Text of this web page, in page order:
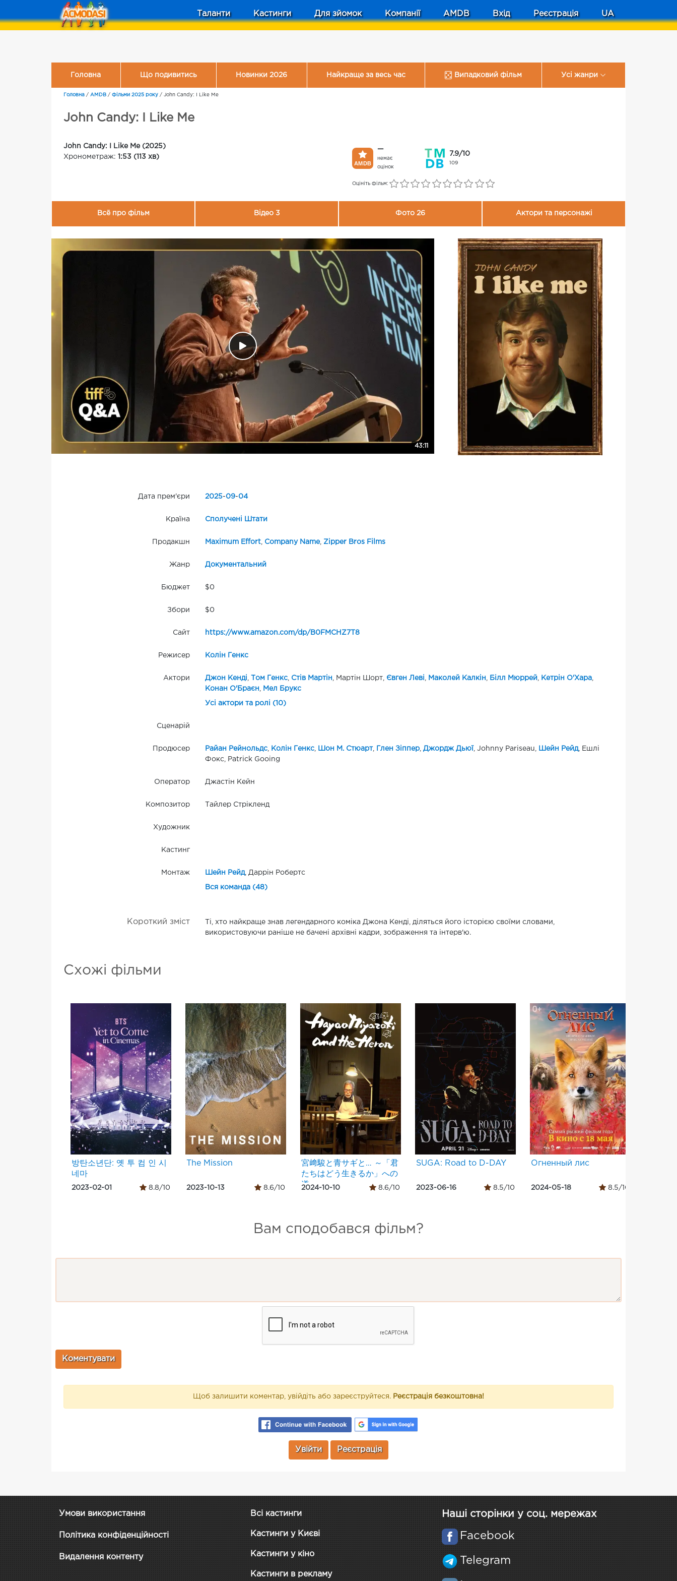
Таланти Кастинги Для зйомок Компанії AMDB Вхід Реєстрація UA
Головна Що подивитись Новинки 2026 Найкраще за весь час Випадковий фільм Усі жанри
Головна / AMDB / Фільми 2025 року / John Candy: I Like Me
John Candy: I Like Me
John Candy: I Like Me (2025)
Хронометраж: 1:53 (113 хв)
—
немає
оцінок
7.9/10
109
Оцініть фільм:
Всё про фільм Відео 3 Фото 26 Актори та персонажі
43:11
Дата прем'єри 2025-09-04
Країна Сполучені Штати
Продакшн Maximum Effort, Company Name, Zipper Bros Films
Жанр Документальний
Бюджет $0
Збори $0
Сайт https://www.amazon.com/dp/B0FMCHZ7T8
Режисер Колін Генкс
Актори Джон Кенді Том Генкс, Стів Мартін , Мартін Шорт, Євген Леві Маколей Калкін Білл Мюррей Кетрін О'Хара,
Конан О'Браєн
Мел Брукс
Усі актори та ролі (10)
Сценарій
Продюсер Райан Рейнольдс, Колін Генкс, Шон М. Стюарт, Глен Зіппер, Джордж Дьюї , Johnny Pariseau, Шейн Рейд, Ешлі
Фокс, Patrick Gooing
Оператор Джастін Кейн
Композитор Тайлер Стрікленд
Художник
Кастинг
Монтаж Шейн Рейд, Даррін Робертс
Вся команда (48)
Короткий зміст
Ті, хто найкраще знав легендарного коміка Джона Кенді, діляться його історією своїми словами,
використовуючи раніше не бачені архівні кадри, зображення та інтерв'ю.
Схожі фільми
방탄소년단: 옛 투 컴 인 시
네마
2023-02-01 8.8/10
The Mission
2023-10-13 8.6/10
宮﨑駿と青サギと… ～「君
たちはどう生きるか」への
道～
2024-10-10 8.6/10
SUGA: Road to D-DAY
2023-06-16 8.5/10
Огненный лис
2024-05-18 8.5/10
Вам сподобався фільм?
Щоб залишити коментар, увійдіть або зареєструйтеся. Реєстрація безкоштовна!
Увійти Реєстрація
Умови використання
Політика конфіденційності
Видалення контенту
Всі кастинги
Кастинги у Києві
Кастинги у кіно
Кастинги в рекламу
Наші сторінки у соц. мережах
Facebook
Telegram